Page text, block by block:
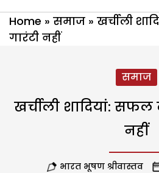
Home » समाज » खर्चीली
गारंटी नहीं
समाज
खर्चीली शादियां: सफल
नहीं
भारत भूषण श्रीवास्तव